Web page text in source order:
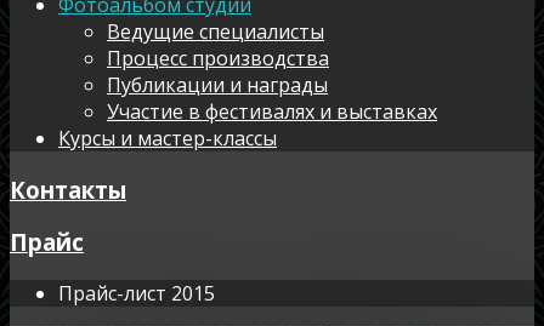
Ведущие специалисты
Процесс производства
Публикации и награды
Участие в фестивалях и выставках
Курсы и мастер-классы
Контакты
Прайс
Прайс-лист 2015